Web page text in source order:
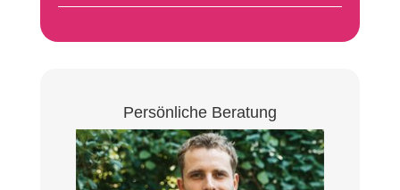
Persönliche Beratung